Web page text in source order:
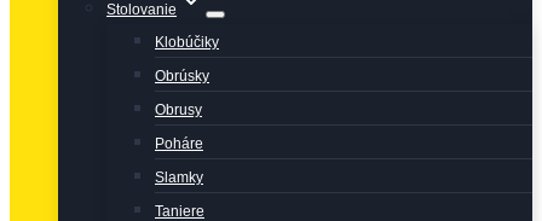
Stolovanie
Klobúčiky
Obrúsky
Obrusy
Poháre
Slamky
Taniere